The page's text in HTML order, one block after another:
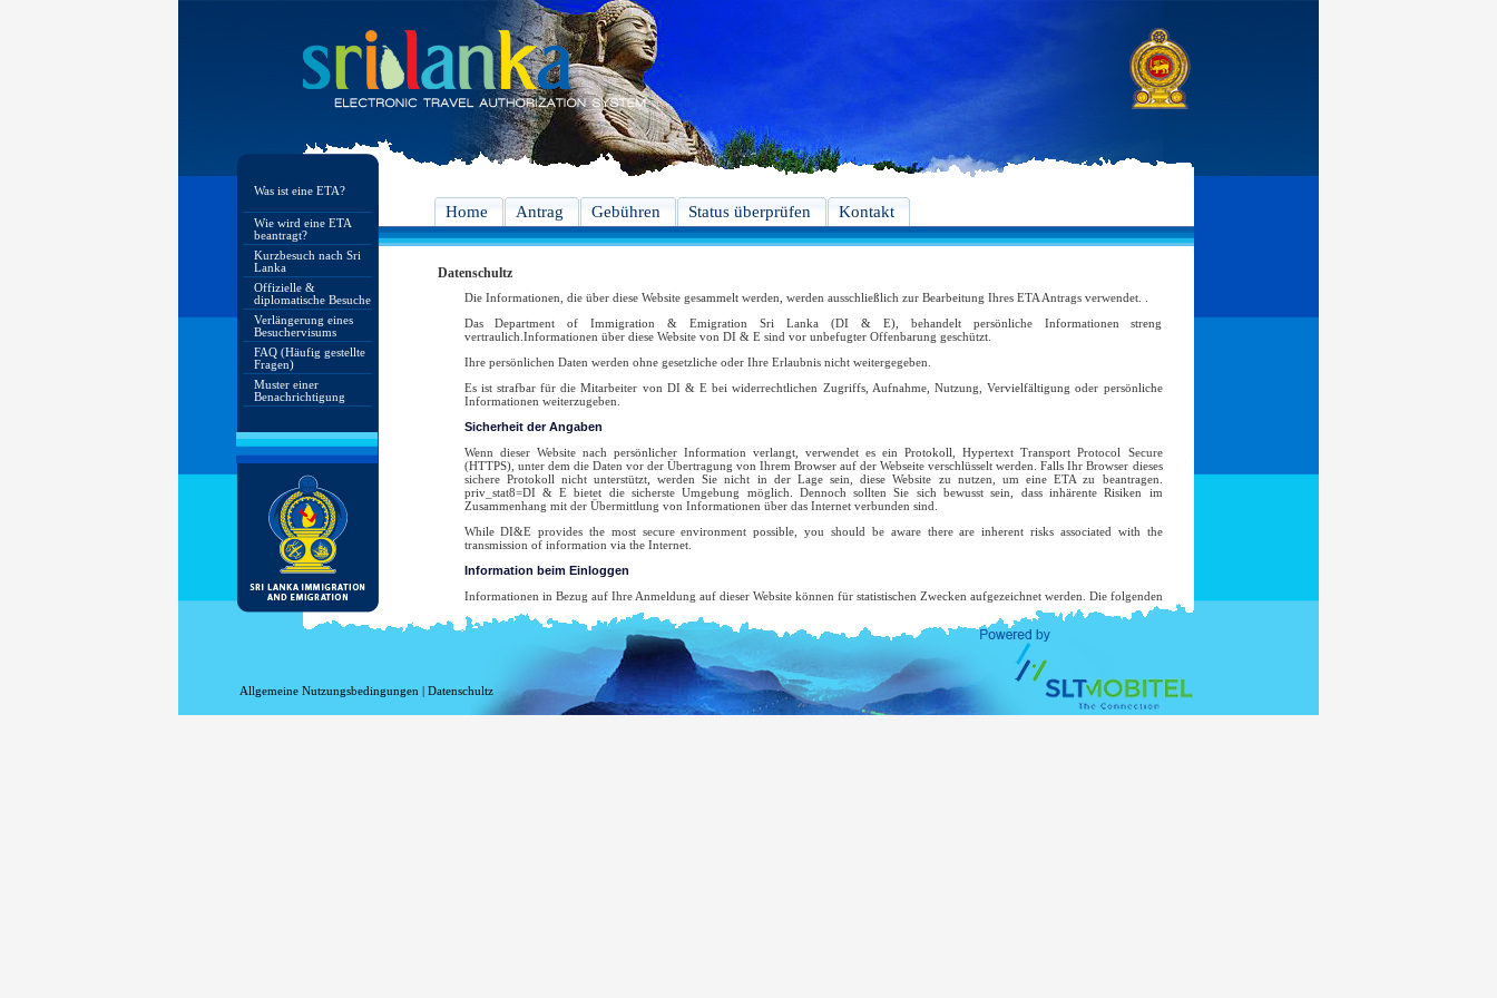
Was ist eine ETA?
Wie wird eine ETA
beantragt?
Kurzbesuch nach Sri
Lanka
Offizielle &
diplomatische Besuche
Verlängerung eines
Besuchervisums
FAQ (Häufig gestellte
Fragen)
Muster einer
Benachrichtigung
Home Antrag Gebühren Status überprüfen Kontakt
Datenschultz
Die Informationen, die über diese Website gesammelt werden, werden ausschließlich zur Bearbeitung Ihres ETA Antrags verwendet. .
Das Department of Immigration & Emigration Sri Lanka (DI & E), behandelt persönliche Informationen streng
vertraulich.Informationen über diese Website von DI & E sind vor unbefugter Offenbarung geschützt.
Ihre persönlichen Daten werden ohne gesetzliche oder Ihre Erlaubnis nicht weitergegeben.
Es ist strafbar für die Mitarbeiter von DI & E bei widerrechtlichen Zugriffs, Aufnahme, Nutzung, Vervielfältigung oder persönliche
Informationen weiterzugeben.
Sicherheit der Angaben
Wenn dieser Website nach persönlicher Information verlangt, verwendet es ein Protokoll, Hypertext Transport Protocol Secure
(HTTPS), unter dem die Daten vor der Übertragung von Ihrem Browser auf der Webseite verschlüsselt werden. Falls Ihr Browser dieses
sichere Protokoll nicht unterstützt, werden Sie nicht in der Lage sein, diese Website zu nutzen, um eine ETA zu beantragen.
priv_stat8=DI & E bietet die sicherste Umgebung möglich. Dennoch sollten Sie sich bewusst sein, dass inhärente Risiken im
Zusammenhang mit der Übermittlung von Informationen über das Internet verbunden sind.
While DI&E provides the most secure environment possible, you should be aware there are inherent risks associated with the
transmission of information via the Internet.
Information beim Einloggen
Informationen in Bezug auf Ihre Anmeldung auf dieser Website können für statistischen Zwecken aufgezeichnet werden. Die folgenden
Ihr Top-Level-Domain-Name.
das Datum und die Uhrzeit des Besuchs auf der Website
der aufgerufenen Seiten
Allgemeine Nutzungsbedingungen | Datenschultz